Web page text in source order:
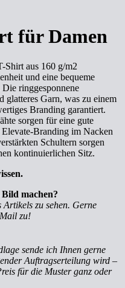
für Damen
Shirt aus 160 g/m2
und eine bequeme
ringgesponnene
glatteres Garn, was zu einem
Branding garantiert.
sorgen für eine gute
Branding im Nacken
Schultern sorgen
kontinuierlichen Sitz.
Bild machen?
Artikels zu sehen. Gerne
zu!
sende ich Ihnen gerne
Auftragserteilung wird –
für die Muster ganz oder